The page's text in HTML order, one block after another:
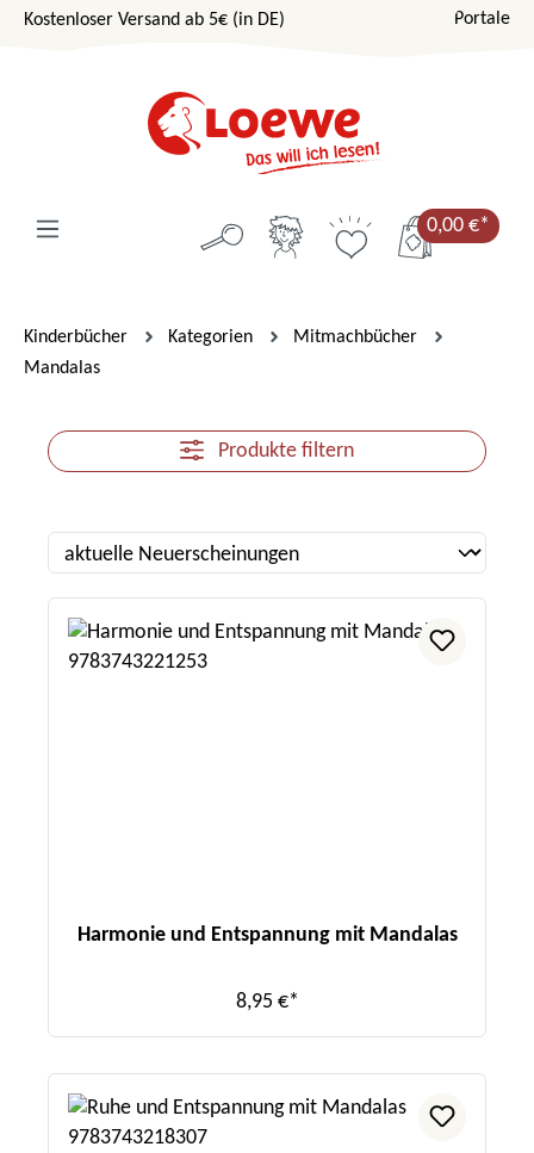
Zum Hauptinhalt springen
Kostenloser Versand ab 5€ (in DE) Portale
0,00 €*
Kinderbücher Kategorien
Mitmachbücher
Mandalas
Produkte filtern
Harmonie und Entspannung mit Mandalas
8,95 €*